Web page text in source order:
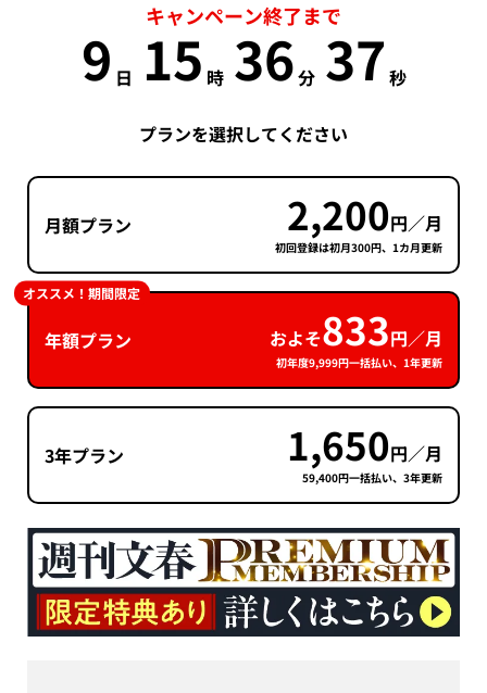
キャンペーン終了まで
9 日 15 時 36分 37 秒
プランを選択してください
月額プラン 2,200円／月
初回登録は初月300円、1カ月更新
年額プラン およそ833円／月
初年度9,999円一括払い、1年更新
オススメ！期間限定
3年プラン 1,650円／月
59,400円一括払い、3年更新